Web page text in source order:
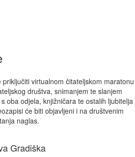
virtualnom čitateljskom maratonu
društva, snimanjem te slanjem
oba odjela, knjižničara te ostalih ljubitelja
će biti objavljeni i na društvenim
naglas.
Gradiška